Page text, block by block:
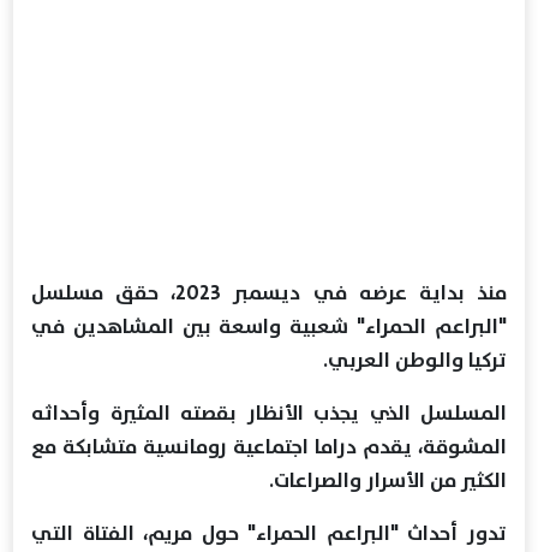
منذ بداية عرضه في ديسمبر 2023، حقق مسلسل
"البراعم الحمراء" شعبية واسعة بين المشاهدين في
تركيا والوطن العربي.
المسلسل الذي يجذب الأنظار بقصته المثيرة وأحداثه
المشوقة، يقدم دراما اجتماعية رومانسية متشابكة مع
الكثير من الأسرار والصراعات.
تدور أحداث "البراعم الحمراء" حول مريم، الفتاة التي